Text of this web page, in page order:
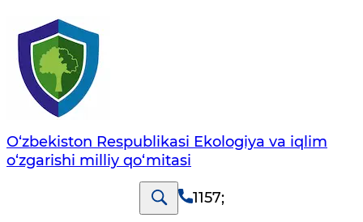
O‘zbekiston Respublikasi Ekologiya va iqlim
o‘zgarishi milliy qo‘mitasi
1157;